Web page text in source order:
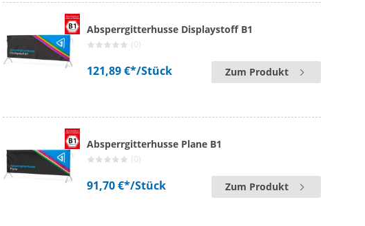
Absperrgitterhusse Displaystoff B1
(0)
121,89 €*/Stück Zum Produkt
Absperrgitterhusse Plane B1
(0)
91,70 €*/Stück Zum Produkt